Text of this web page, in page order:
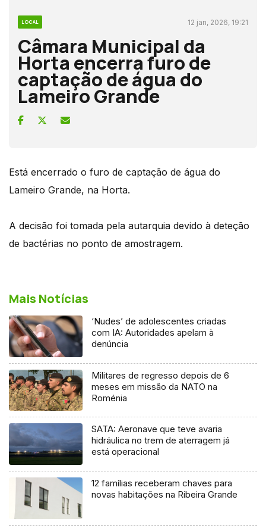
LOCAL 12 jan, 2026, 19:21
Câmara Municipal da
Horta encerra furo de
captação de água do
Lameiro Grande
Está encerrado o furo de captação de água do
Lameiro Grande, na Horta.
A decisão foi tomada pela autarquia devido à deteção
de bactérias no ponto de amostragem.
Mais Notícias
‘Nudes’ de adolescentes criadas
com IA: Autoridades apelam à
denúncia
Militares de regresso depois de 6
meses em missão da NATO na
Roménia
SATA: Aeronave que teve avaria
hidráulica no trem de aterragem já
está operacional
12 famílias receberam chaves para
novas habitações na Ribeira Grande